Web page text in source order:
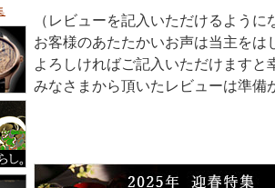
（レビューを記入いただけるように
お客様のあたたかいお声は当主を
よろしければご記入いただけますと
みなさまから頂いたレビューは準備